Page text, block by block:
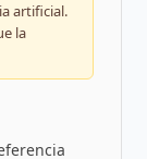
artificial.
la